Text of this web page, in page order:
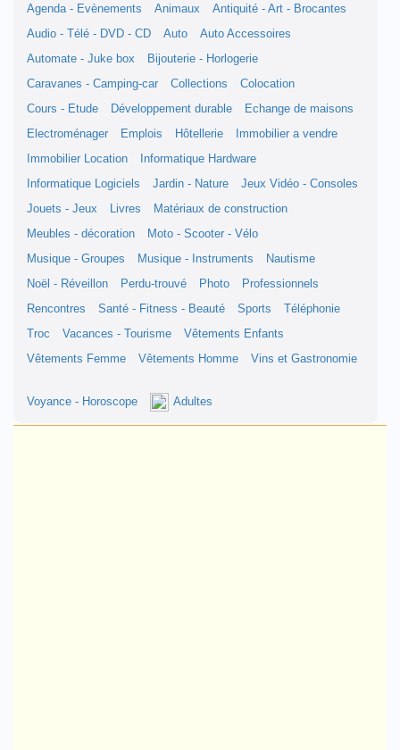
Agenda - Evènements Animaux
Antiquité - Art - Brocantes
Audio - Télé - DVD - CD
Auto
Auto Accessoires
Automate - Juke box
Bijouterie - Horlogerie
Caravanes - Camping-car
Collections
Colocation
Cours - Etude
Développement durable
Echange de maisons
Electroménager
Emplois Hôtellerie
Immobilier a vendre
Immobilier Location
Informatique Hardware
Informatique Logiciels
Jardin - Nature
Jeux Vidéo - Consoles
Jouets - Jeux
Livres
Matériaux de construction
Meubles - décoration
Moto - Scooter - Vélo
Musique - Groupes
Musique - Instruments
Nautisme
Noël - Réveillon
Perdu-trouvé Photo
Professionnels
Rencontres
Santé - Fitness - Beauté Sports
Téléphonie
Troc
Vacances - Tourisme
Vêtements Enfants
Vêtements Femme
Vêtements Homme Vins et Gastronomie
Voyance - Horoscope Adultes